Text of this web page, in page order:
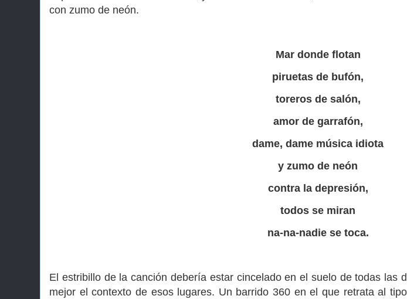
con zumo de neón.
Mar donde flotan
piruetas de bufón,
toreros de salón,
amor de garrafón,
dame, dame música idiota
y zumo de neón
contra la depresión,
todos se miran
na-na-nadie se toca.
El estribillo de la canción debería estar cincelado en el suelo de todas las
mejor el contexto de esos lugares. Un barrido 360 en el que retrata al